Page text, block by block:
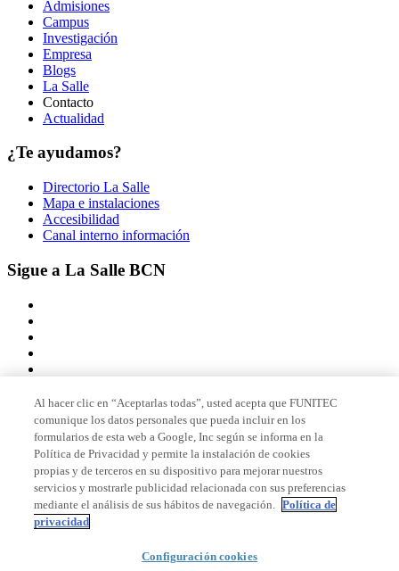
Admisiones
Campus
Investigación
Empresa
Blogs
La Salle
Contacto
Actualidad
¿Te ayudamos?
Directorio La Salle
Mapa e instalaciones
Accesibilidad
Canal interno información
Sigue a La Salle BCN
Miembro de
Acreditaciones
© 2026 La Salle Campus Barcelona - URL |
Al hacer clic en “Aceptarlas todas”, usted acepta que FUNITEC
comunique los datos personales que pueda incluir en los
formularios de esta web a Google, Inc según se informa en la
Política de Privacidad y permite la instalación de cookies
propias y de terceros en su dispositivo para mejorar nuestros
servicios y mostrarle publicidad relacionada con sus preferencias
mediante el análisis de sus hábitos de navegación. Política de
privacidad
Configuración cookies